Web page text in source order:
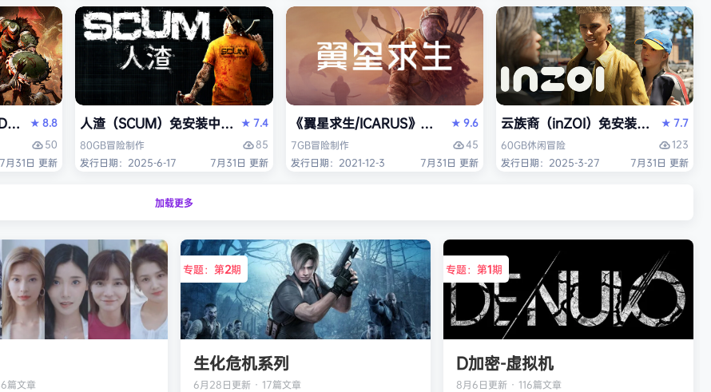
The Dark Ages）免安装中文版
★ 8.8
50
7月31日 更新
人渣（SCUM）免安装中文版★7.4
80GB冒险制作
85
发行日期：2025-6-17
7月31日 更新
《翼星求生/ICARUS》免安装中文版
★9.6
7GB冒险制作
45
发行日期：2021-12-3
7月31日 更新
云族裔（inZOI）免安装中文版
★7.7
60GB休闲冒险
123
发行日期：2025-3-27
7月31日 更新
加载更多
篇文章
专题：第2期
生化危机系列
6月28日更新 · 17篇文章
专题：第1期
D加密-虚拟机
8月6日更新 · 116篇文章